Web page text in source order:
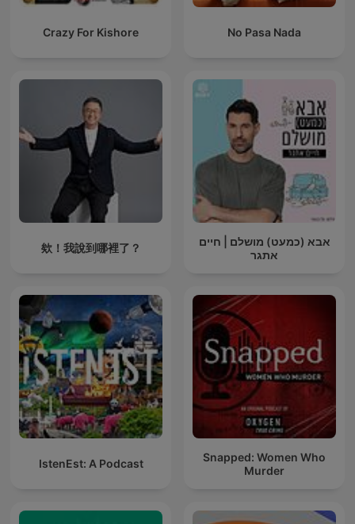
Crazy For Kishore No Pasa Nada
欸！我說到哪裡了？
אבא (כמעט) מושלם | חיים
אתגר
IstenEst: A Podcast
Snapped: Women Who
Murder